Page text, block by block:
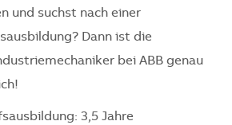
und suchst nach einer
Dann ist die
bei ABB genau
3,5 Jahre